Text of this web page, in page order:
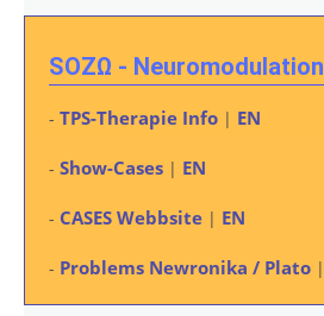
SOZΩ - Neuromodulation
- TPS-Therapie Info | EN
- Show-Cases | EN
- CASES Webbsite | EN
- Problems Newronika / Plato |